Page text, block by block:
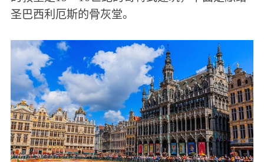
圣巴西利厄斯的骨灰堂。